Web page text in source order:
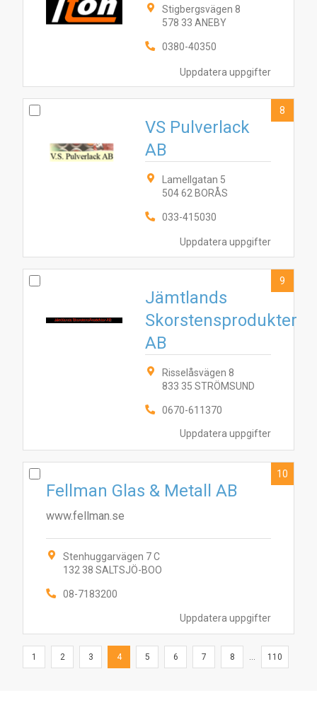
Uppdatera uppgifter
Stigbergsvägen 8
578 33 ANEBY
0380-40350
Uppdatera uppgifter
VS Pulverlack
AB
Lamellgatan 5
504 62 BORÅS
033-415030
8
Uppdatera uppgifter
Jämtlands
Skorstensprodukter
AB
Risselåsvägen 8
833 35 STRÖMSUND
0670-611370
9
Uppdatera uppgifter
Fellman Glas & Metall AB
www.fellman.se
Stenhuggarvägen 7 C
132 38 SALTSJÖ-BOO
08-7183200
10
1 2 3 4 5 6 7 8 ... 110